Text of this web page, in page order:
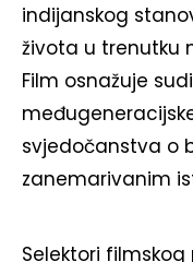
indijanskog
života u trenutku
Film osnažuje
svjedočanstva o
zanemarivanim
Selektori